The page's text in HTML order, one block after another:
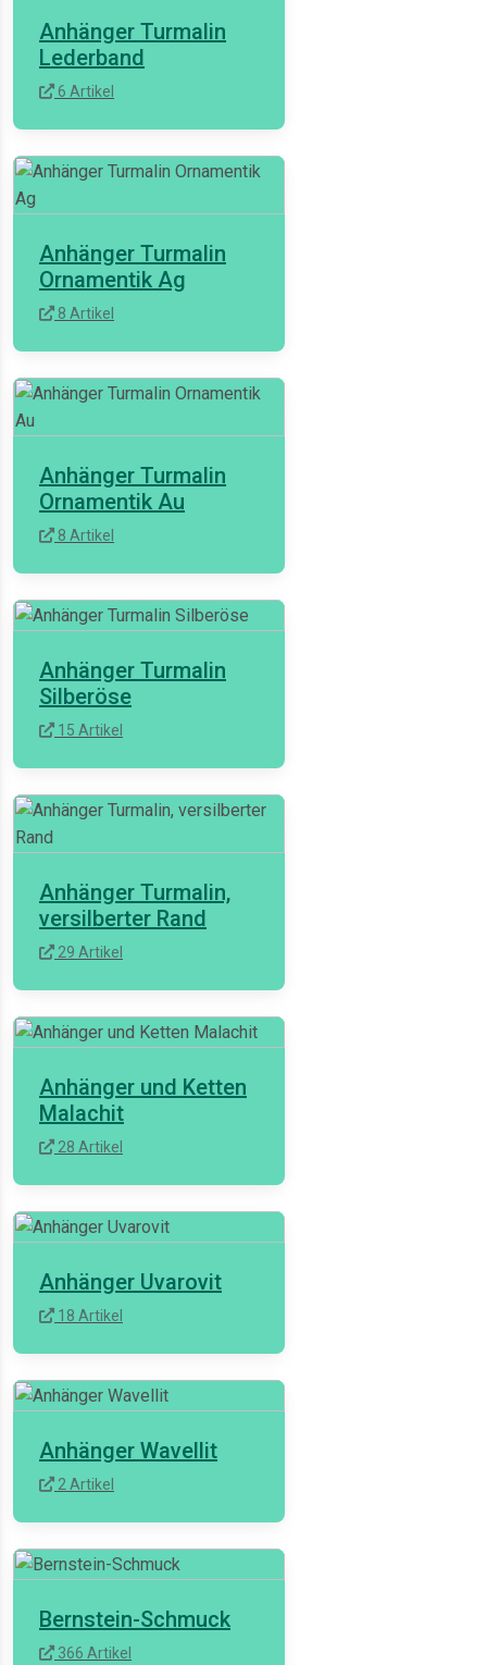
Anhänger Turmalin
Lederband
6 Artikel
Anhänger Turmalin
Ornamentik Ag
8 Artikel
Anhänger Turmalin
Ornamentik Au
8 Artikel
Anhänger Turmalin
Silberöse
15 Artikel
Anhänger Turmalin,
versilberter Rand
29 Artikel
Anhänger und Ketten
Malachit
28 Artikel
Anhänger Uvarovit
18 Artikel
Anhänger Wavellit
2 Artikel
Bernstein-Schmuck
366 Artikel